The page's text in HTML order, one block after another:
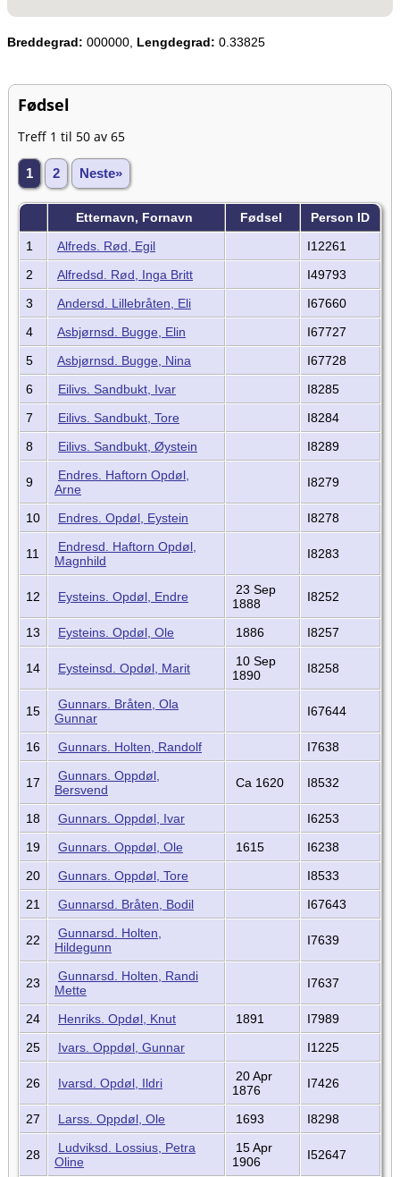
Breddegrad: 000000, Lengdegrad: 0.33825
Fødsel
Treff 1 til 50 av 65
1 2 Neste»
Etternavn, Fornavn Fødsel
Person ID
1
Alfreds. Rød, Egil
I12261
2
Alfredsd. Rød, Inga Britt
I49793
3
Andersd. Lillebråten, Eli
I67660
4
Asbjørnsd. Bugge, Elin
I67727
5
Asbjørnsd. Bugge, Nina
I67728
6
Eilivs. Sandbukt, Ivar
I8285
7
Eilivs. Sandbukt, Tore
I8284
8
Eilivs. Sandbukt, Øystein I8289
9
Endres. Haftorn Opdøl,
Arne
I8279
10 Endres. Opdøl, Eystein I8278
11
Endresd. Haftorn Opdøl,
Magnhild
I8283
12 Eysteins. Opdøl, Endre
23 Sep
1888
I8252
13 Eysteins. Opdøl, Ole 1886 I8257
14 Eysteinsd. Opdøl, Marit
10 Sep
1890
I8258
15
Gunnars. Bråten, Ola
Gunnar
I67644
16 Gunnars. Holten, Randolf I7638
17
Gunnars. Oppdøl,
Bersvend
Ca 1620 I8532
18 Gunnars. Oppdøl, Ivar
I6253
19
Gunnars. Oppdøl, Ole 1615
I6238
20
Gunnars. Oppdøl, Tore
I8533
21
Gunnarsd. Bråten, Bodil I67643
22
Gunnarsd. Holten,
Hildegunn
I7639
23
Gunnarsd. Holten, Randi
Mette
I7637
24 Henriks. Opdøl, Knut 1891
I7989
25
Ivars. Oppdøl, Gunnar I1225
26 Ivarsd. Opdøl, Ildri
20 Apr
1876
I7426
27 Larss. Oppdøl, Ole 1693 I8298
28
Ludviksd. Lossius, Petra
Oline
15 Apr
1906
I52647